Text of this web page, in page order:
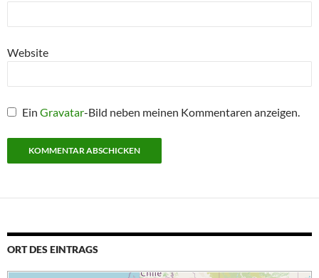
Website
EinGravatar-Bild neben meinen Kommentaren anzeigen.
ORT DES EINTRAGS